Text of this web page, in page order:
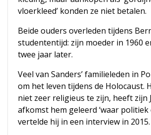
vloerkleed’ konden ze niet betalen.
Beide ouders overleden tijdens
studententijd: zijn moeder in 1960
twee jaar later.
Veel van Sanders’ familieleden in
om het leven tijdens de Holocaust.
niet zeer religieus te zijn, heeft zijn
afkomst hem geleerd ‘waar politiek
vertelde hij in een interview in 2015.